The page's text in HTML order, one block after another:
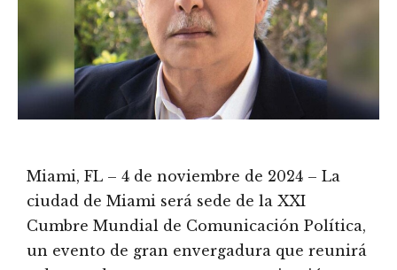
Miami, FL – 4 de noviembre de 2024 – La
ciudad de Miami será sede de la XXI
Cumbre Mundial de Comunicación Política,
un evento de gran envergadura que reunirá